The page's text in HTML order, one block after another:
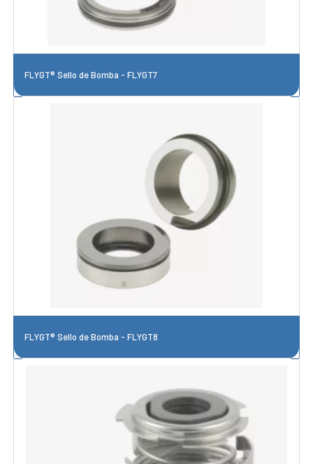
FLYGT® Sello de Bomba - FLYGT7
FLYGT® Sello de Bomba - FLYGT8